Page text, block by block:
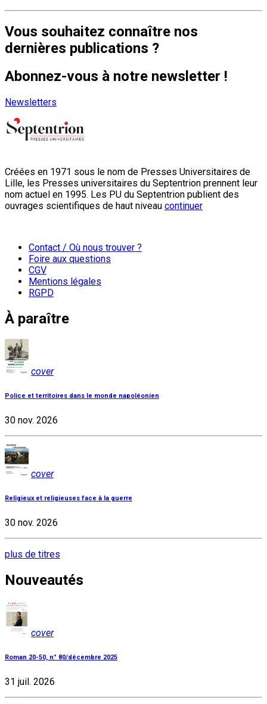
Vous souhaitez connaître nos
dernières publications ?
Abonnez-vous à notre newsletter !
Newsletters
Créées en 1971 sous le nom de Presses Universitaires de
Lille, les Presses universitaires du Septentrion prennent leur
nom actuel en 1995. Les PU du Septentrion publient des
ouvrages scientifiques de haut niveau continuer
Contact / Où nous trouver ?
Foire aux questions
CGV
Mentions légales
RGPD
À paraître
cover
Police et territoires dans le monde napoléonien
30 nov. 2026
cover
Religieux et religieuses face à la guerre
30 nov. 2026
plus de titres
Nouveautés
cover
Roman 20-50, n° 80/décembre 2025
31 juil. 2026